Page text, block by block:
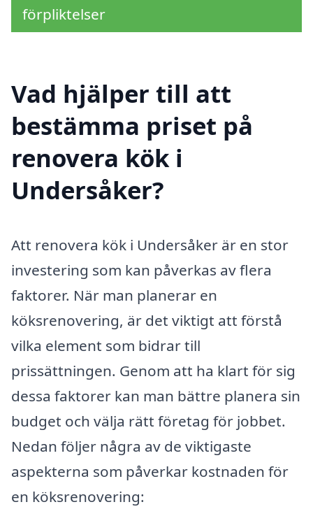
förpliktelser
Vad hjälper till att
bestämma priset på
renovera kök i
Undersåker?
Att renovera kök i Undersåker är en stor
investering som kan påverkas av flera
faktorer. När man planerar en
köksrenovering, är det viktigt att förstå
vilka element som bidrar till
prissättningen. Genom att ha klart för sig
dessa faktorer kan man bättre planera sin
budget och välja rätt företag för jobbet.
Nedan följer några av de viktigaste
aspekterna som påverkar kostnaden för
en köksrenovering: